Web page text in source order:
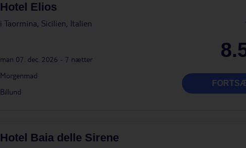
Hotel Elios
iTaormina, Sicilien, Italien
man 07. dec. 2026 - 7 nætter
Morgenmad
Billund
Hotel Baia delle Sirene